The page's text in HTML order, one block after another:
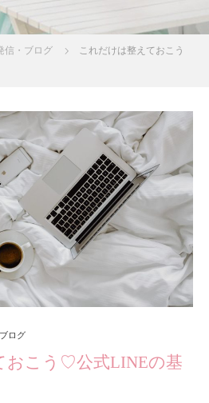
信・ブログ
これだけは整えておこう
ログ
おこう♡公式LINEの基